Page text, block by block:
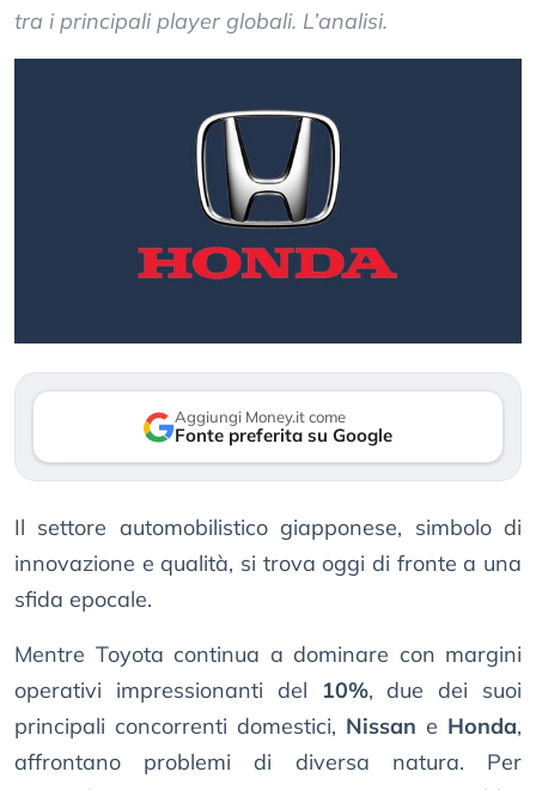
tra i principali player globali. L’analisi.
Aggiungi Money.it come
Fonte preferita su Google
Il settore automobilistico giapponese, simbolo di
innovazione e qualità, si trova oggi di fronte a una
sfida epocale.
Mentre Toyota continua a dominare con margini
operativi impressionanti del
10%, due dei suoi
principali concorrenti domestici, Nissan e Honda,
affrontano problemi di diversa natura. Per